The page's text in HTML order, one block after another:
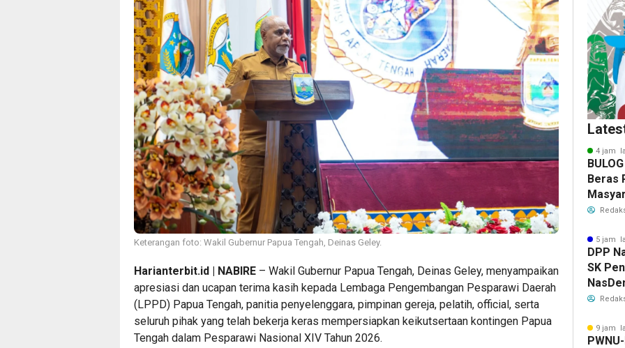
Keterangan foto: Wakil Gubernur Papua Tengah, Deinas Geley.
Harianterbit.id | NABIRE – Wakil Gubernur Papua Tengah, Deinas Geley, menyampaikan
apresiasi dan ucapan terima kasih kepada Lembaga Pengembangan Pesparawi Daerah
(LPPD) Papua Tengah, panitia penyelenggara, pimpinan gereja, pelatih, official, serta
seluruh pihak yang telah bekerja keras mempersiapkan keikutsertaan kontingen Papua
Tengah dalam Pesparawi Nasional XIV Tahun 2026.
4 jam
Beras
5 jam
DPP
SK
9 jam